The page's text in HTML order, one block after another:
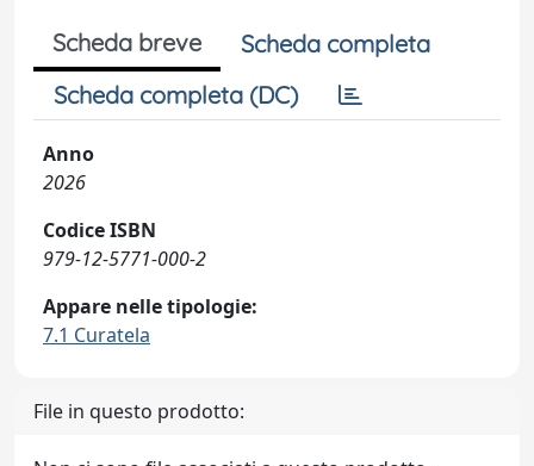
Scheda breve
Scheda completa
Scheda completa (DC)
Anno
2026
Codice ISBN
979-12-5771-000-2
Appare nelle tipologie:
7.1 Curatela
File in questo prodotto: